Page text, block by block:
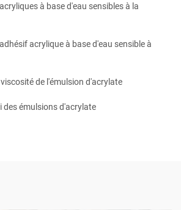
à base d'eau sensibles à la
acrylique à base d'eau sensible à
de l'émulsion d'acrylate
des émulsions d'acrylate